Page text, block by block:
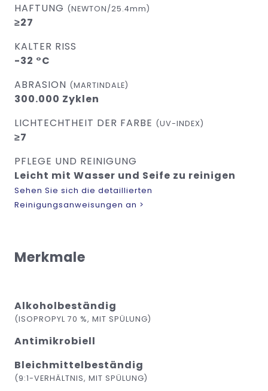
HAFTUNG (NEWTON/25.4mm)
≥27
KALTER RISS
-32 °C
ABRASION (MARTINDALE)
300.000 Zyklen
LICHTECHTHEIT DER FARBE (UV-INDEX)
≥7
PFLEGE UND REINIGUNG
Leicht mit Wasser und Seife zu reinigen
Sehen Sie sich die detaillierten
Reinigungsanweisungen an >
Merkmale
Alkoholbeständig
(ISOPROPYL 70 %, MIT SPÜLUNG)
Antimikrobiell
Bleichmittelbeständig
(9:1-VERHÄLTNIS, MIT SPÜLUNG)